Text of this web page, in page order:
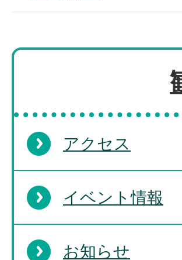
アクセス
イベント情報
お知らせ